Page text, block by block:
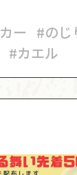
ー #のじ
#カエル